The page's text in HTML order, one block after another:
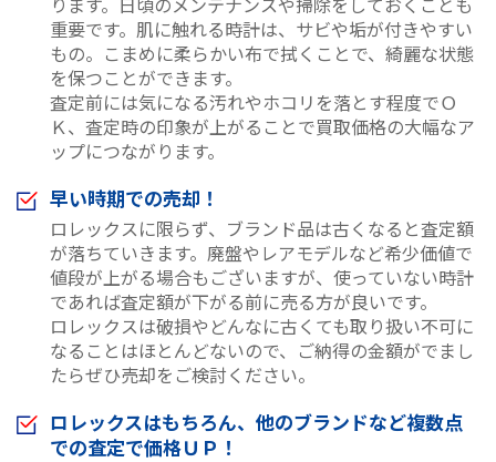
ります。日頃のメンテナンスや掃除をしておくことも
重要です。肌に触れる時計は、サビや垢が付きやすい
もの。こまめに柔らかい布で拭くことで、綺麗な状態
を保つことができます。
査定前には気になる汚れやホコリを落とす程度でＯ
Ｋ、査定時の印象が上がることで買取価格の大幅なア
ップにつながります。
早い時期での売却！
ロレックスに限らず、ブランド品は古くなると査定額
が落ちていきます。廃盤やレアモデルなど希少価値で
値段が上がる場合もございますが、使っていない時計
であれば査定額が下がる前に売る方が良いです。
ロレックスは破損やどんなに古くても取り扱い不可に
なることはほとんどないので、ご納得の金額がでまし
たらぜひ売却をご検討ください。
ロレックスはもちろん、他のブランドなど複数点
での査定で価格ＵＰ！